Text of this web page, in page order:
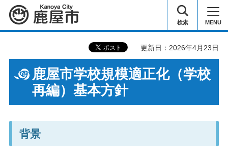
鹿屋市 検索 MENU
更新日：2026年4月23日
鹿屋市学校規模適正化（学校
再編）基本方針
背景